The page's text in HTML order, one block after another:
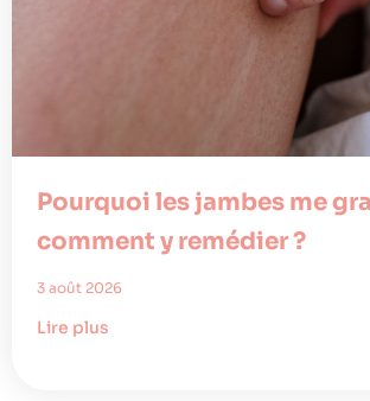
Pourquoi les jambes me
comment y remédier ?
3 août 2026
Lire plus